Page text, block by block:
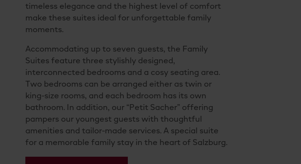
timeless elegance and the highest level of comfort
make these suites ideal for unforgettable family
moments.
Accommodating up to seven guests, the Family
Suites feature three stylishly designed,
interconnected bedrooms and a cosy seating area.
Two bedrooms can be arranged either as twin or
king-size rooms, and each bedroom has its own
bathroom. In addition, our “Petit Sacher” offering
pampers our youngest guests with thoughtful
amenities and tailor-made services. A special suite
for a memorable family stay in the heart of Salzburg.